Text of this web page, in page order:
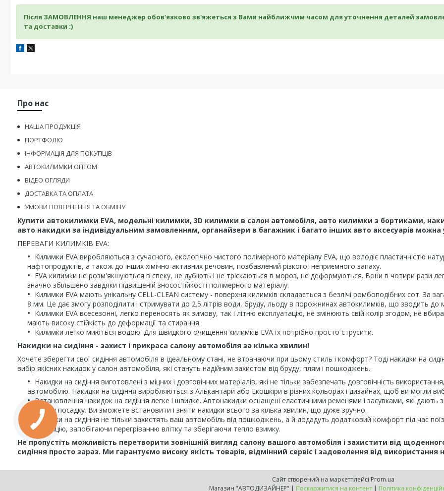
Після ЗАМОВЛЕННЯ наш менеджер обов'язково зв'яжеться з Вами найближчим часом для уточнення деталей
та доставки :)
Про нас
НАША ПРОДУКЦІЯ
ПОРТФОЛІО
ІНФОРМАЦІЯ ДЛЯ ПОКУПЦІВ
АВТОКИЛИМКИ ОПТОМ
ВІДЕО ОГЛЯДИ
ДОСТАВКА ТА ОПЛАТА
УМОВИ ПОВЕРНЕННЯ ТА ОБМІНУ
Купити автокилимки EVA, модельні килимки, 3D килимки в салон автомобіля, авто килимки з бортиками,
авто накидки за індивідуальним замовленням, органайзери в багажник і багато інших авто аксесуарів
ПЕРЕВАГИ КИЛИМКІВ EVA:
Килимки EVA виробляються з сучасного, екологічно чистого полімерного матеріалу EVA, що володіє пластичністю
нафтопродуктів, а також до інших хімічно-активних речовин, позбавлений різкого, неприємного запаху.
EVA килимки не розм'якшуються в спеку, не дубіють і не тріскаються в мороз, не деформуються. Вони в чотири рази
значно збільшено завдяки підвищеній зносостійкості полімерного матеріалу.
Килимки EVA мають унікальну CELL-CLEAN систему - поверхня килимків складається з безлічі ромбоподібних сот. За
8 мм. Це дає змогу розподілити і стримувати до 2.5 літрів води, бруду, льоду в порожнинах автокилимків, що зводить до
Килимки EVA всесезонні, легко переносять як зимову, так і літню експлуатацію, не змінюють свій колір згодом, не
мають високу стійкість до деформації та стирання.
Килимки легко миються водою. Для швидкого очищення килимків EVA їх потрібно просто струсити.
Накидки на сидіння - захист і прикраса салону автомобіля за кілька хвилин!
Хочете зберегти свої сидіння автомобіля в ідеальному стані, не втрачаючи при цьому стиль і комфорт? Тоді накидки на
вибір якісних накидок у салон автомобіля, які стануть надійним захистом від бруду, плям і пошкоджень.
Накидки на сидіння виготовлені з міцних і довговічних матеріалів, які не тільки забезпечать довговічність
автомобілю. Накидки на сидіння виробляються з Алькантари або Екошкіри в різних кольорах і дизайнах, щоб ви могли
Встановлення накидок на сидіння легке і швидке. Автонакидки оснащені еластичними ременями і засувками, які дають
ідеальну посадку. Ви зможете встановити і зняти накидки всього за кілька хвилин, що дуже зручно.
Накидки на сидіння не тільки захистять ваш автомобіль від пошкоджень, а й додадуть додатковий комфорт під час
вентиляцію, запобігаючи перегріванню влітку та зберігаючи тепло взимку.
Не пропустіть можливість перетворити зовнішній вигляд салону вашого автомобіля і захистити від
сидіння просто зараз. Ми гарантуємо високу якість товарів, відмінний сервіс і задоволення від використання
Сайт створений на маркетплейсі Prom.ua
Магазин "АВТОДИЗАЙНЕР" | Поскаржитися на контент | Політика